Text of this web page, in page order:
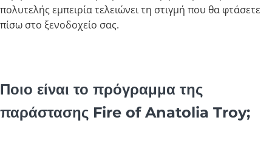
πολυτελής εμπειρία τελειώνει τη στιγμή που θα φτάσετε
πίσω στο ξενοδοχείο σας.
Ποιο είναι το πρόγραμμα της
παράστασης Fire of Anatolia Troy;